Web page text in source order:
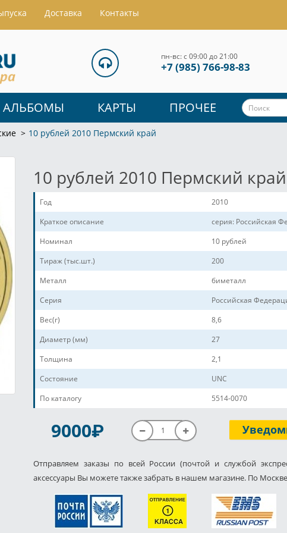
Доставка Контакты
пн-вс: с 09:00 до 21:00
+7 (985) 766-98-83
АЛЬБОМЫ КАРТЫ ПРОЧЕЕ
10 рублей 2010 Пермский край
10 рублей 2010 Пермский край
Год
2010
Краткое описание
серия: Российская
Номинал
10 рублей
Тираж (тыс.шт.)
200
Металл
биметалл
Серия
Российская
Вес(г)
8,6
Диаметр (мм)
27
Толщина
2,1
Состояние
UNC
По каталогу
5514-0070
9000P
Отправляем заказы по всей России (почтой и службой
аксессуары Вы можете также забрать в нашем магазине. По Москве